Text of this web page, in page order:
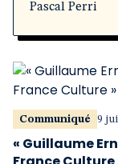
Pascal Perri
Communiqué 9
« Guillaume